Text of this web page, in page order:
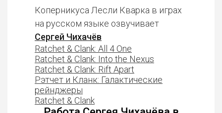
Коперникуса Лесли Кварка в играх
на русском языке озвучивает
Сергей Чихачёв
Ratchet & Clank: All 4 One
Ratchet & Clank: Into the Nexus
Ratchet & Clank: Rift Apart
Рэтчет и Кланк: Галактические
рейнджеры
Ratchet & Clank